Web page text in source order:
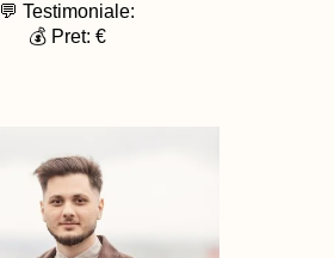
💬 Testimoniale:
💰 Pret: €